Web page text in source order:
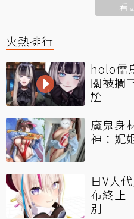
看
火熱排行
holo儒
關被攔
尬
魔鬼身
神：妮
日V大
布終止
別